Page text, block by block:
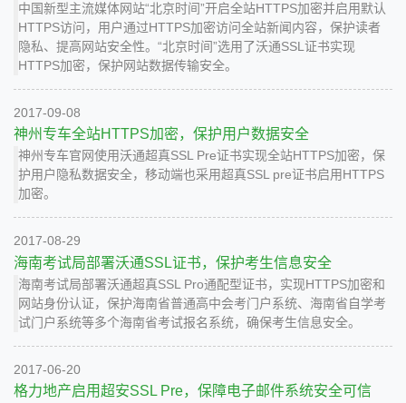
中国新型主流媒体网站“北京时间”开启全站HTTPS加密并启用默认
HTTPS访问，用户通过HTTPS加密访问全站新闻内容，保护读者
隐私、提高网站安全性。“北京时间”选用了沃通SSL证书实现
HTTPS加密，保护网站数据传输安全。
2017-09-08
神州专车全站HTTPS加密，保护用户数据安全
神州专车官网使用沃通超真SSL Pre证书实现全站HTTPS加密，保
护用户隐私数据安全，移动端也采用超真SSL pre证书启用HTTPS
加密。
2017-08-29
海南考试局部署沃通SSL证书，保护考生信息安全
海南考试局部署沃通超真SSL Pro通配型证书，实现HTTPS加密和
网站身份认证，保护海南省普通高中会考门户系统、海南省自学考
试门户系统等多个海南省考试报名系统，确保考生信息安全。
2017-06-20
格力地产启用超安SSL Pre，保障电子邮件系统安全可信